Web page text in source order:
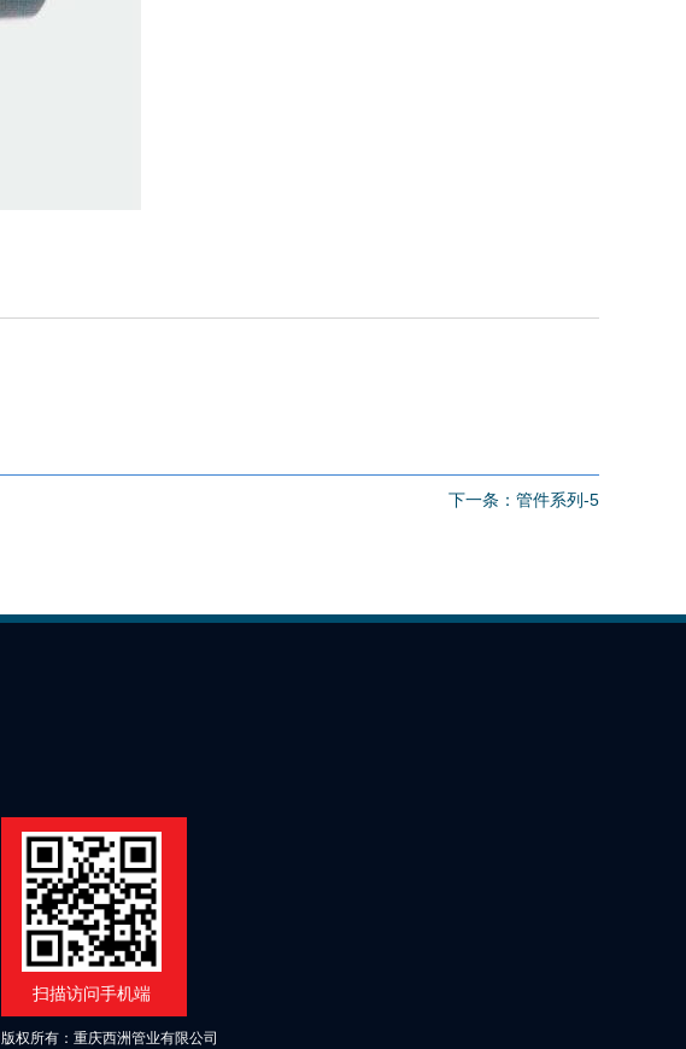
下一条： 管件系列-5
扫描访问手机端
版权所有：重庆西洲管业有限公司